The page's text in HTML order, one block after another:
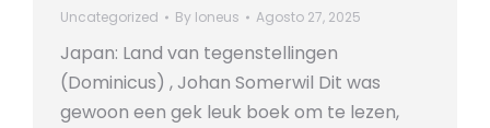
Uncategorized By loneus Agosto 27, 2025
Japan: Land van tegenstellingen
(Dominicus) , Johan Somerwil Dit was
gewoon een gek leuk boek om te lezen,